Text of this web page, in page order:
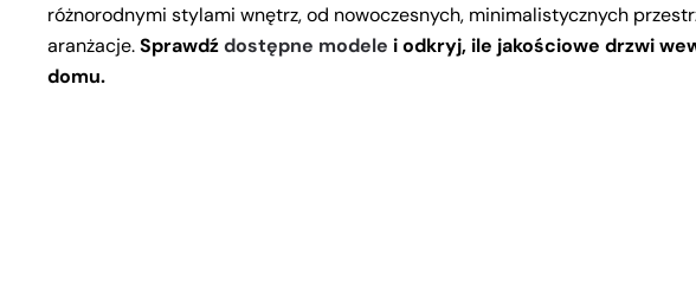
różnorodnymi stylami wnętrz, od nowoczesnych, minimalistycznych
aranżacje.Sprawdźdostępne modele i odkryj, ile jakościowe drzwi
domu.